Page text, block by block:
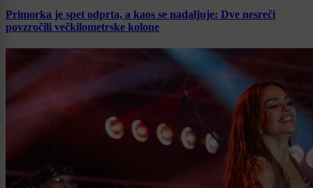
Primorka je spet odprta, a kaos se nadaljuje: Dve nesreči
povzročili večkilometrske kolone